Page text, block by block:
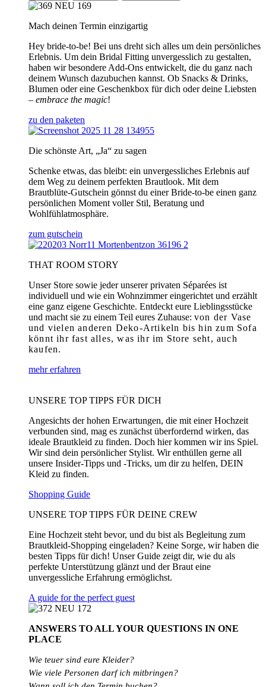
Mach deinen Termin einzigartig
Hey bride-to-be! Bei uns dreht sich alles um dein persönliches
Erlebnis. Um dein Bridal Fitting unvergesslich zu gestalten,
haben wir besondere Add-Ons entwickelt, die du ganz nach
deinem Wunsch dazubuchen kannst. Ob Snacks & Drinks,
Blumen oder eine Geschenkbox für dich oder deine Liebsten
– embrace the magic!
zu den paketen
Die schönste Art, „Ja“ zu sagen
Schenke etwas, das bleibt: ein unvergessliches Erlebnis auf
dem Weg zu deinem perfekten Brautlook. Mit dem
Brautblüte-Gutschein gönnst du einer Bride-to-be einen ganz
persönlichen Moment voller Stil, Beratung und
Wohlfühlatmosphäre.
zum gutschein
THAT ROOM STORY
Unser Store sowie jeder unserer privaten Séparées ist
individuell und wie ein Wohnzimmer eingerichtet und erzählt
eine ganz eigene Geschichte. Entdeckt eure Lieblingsstücke
und macht sie zu einem Teil eures Zuhause: von der Vase
und vielen anderen Deko-Artikeln bis hin zum Sofa
könnt ihr fast alles, was ihr im Store seht, auch
kaufen.
mehr erfahren
UNSERE TOP TIPPS FÜR DICH
Angesichts der hohen Erwartungen, die mit einer Hochzeit
verbunden sind, mag es zunächst überfordernd wirken, das
ideale Brautkleid zu finden. Doch hier kommen wir ins Spiel.
Wir sind dein persönlicher Stylist. Wir enthüllen gerne all
unsere Insider-Tipps und -Tricks, um dir zu helfen, DEIN
Kleid zu finden.
Shopping Guide
UNSERE TOP TIPPS FÜR DEINE CREW
Eine Hochzeit steht bevor, und du bist als Begleitung zum
Brautkleid-Shopping eingeladen? Keine Sorge, wir haben die
besten Tipps für dich! Unser Guide zeigt dir, wie du als
perfekte Unterstützung glänzt und der Braut eine
unvergessliche Erfahrung ermöglichst.
A guide for the perfect guest
ANSWERS TO ALLYOUR QUESTIONS IN ONE
PLACE
Wie teuer sind eure Kleider?
Wie viele Personen darf ich mitbringen?